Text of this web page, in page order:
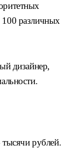
100 различных
дизайнер,
рублей.